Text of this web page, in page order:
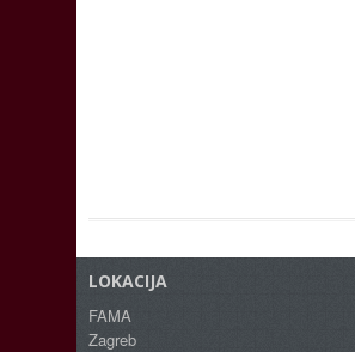
LOKACIJA
FAMA
Zagreb